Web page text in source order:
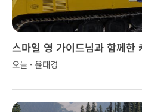
스마일 영 가이드님과 함께한
오늘 · 윤태경